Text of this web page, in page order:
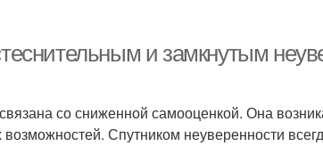
и замкнутым
со сниженной самооценкой. Она
Спутником неуверенности